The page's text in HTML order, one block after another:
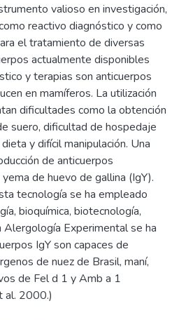
valioso en investigación,
reactivo diagnóstico y como
el tratamiento de diversas
actualmente disponibles
y terapias son anticuerpos
en mamíferos. La utilización
dificultades como la obtención
suero, dificultad de hospedaje
y difícil manipulación. Una
de anticuerpos
de huevo de gallina (IgY).
tecnología se ha empleado
bioquímica, biotecnología,
Alergología Experimental se ha
IgY son capaces de
de nuez de Brasil, maní,
de Fel d 1 y Amb a 1
al. 2000.)